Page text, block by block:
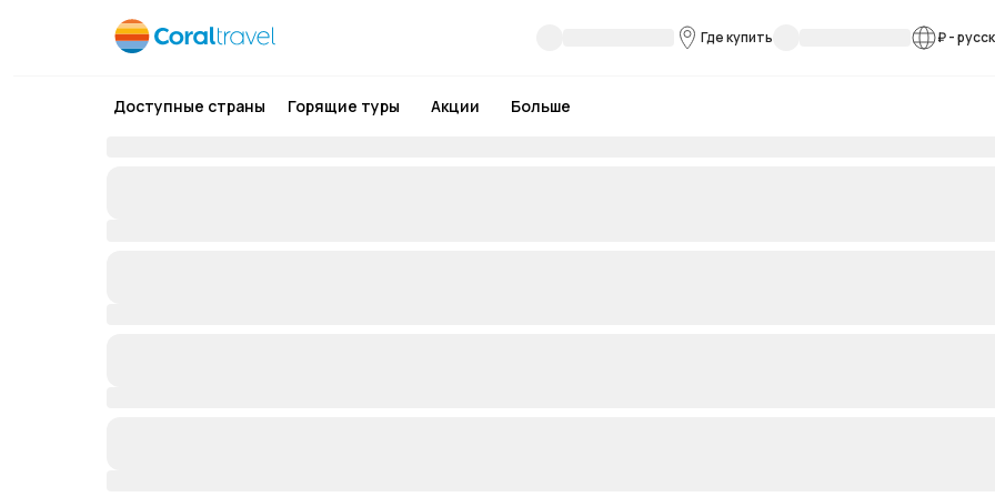
Где купить ₽-
Доступные страны Горящие туры Акции Больше